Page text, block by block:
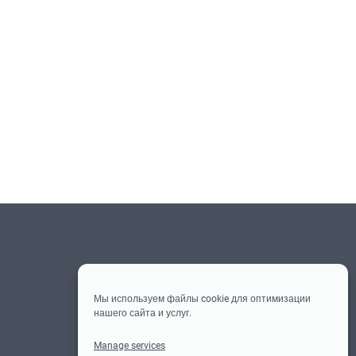
Мы используем файлы cookie для оптимизации
нашего сайта и услуг.
Manage services
Media
Фейсбук